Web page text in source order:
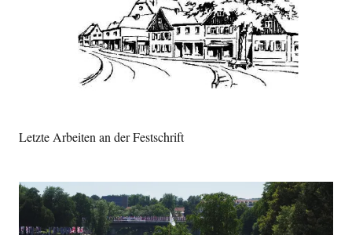
Letzte Arbeiten an der Festschrift